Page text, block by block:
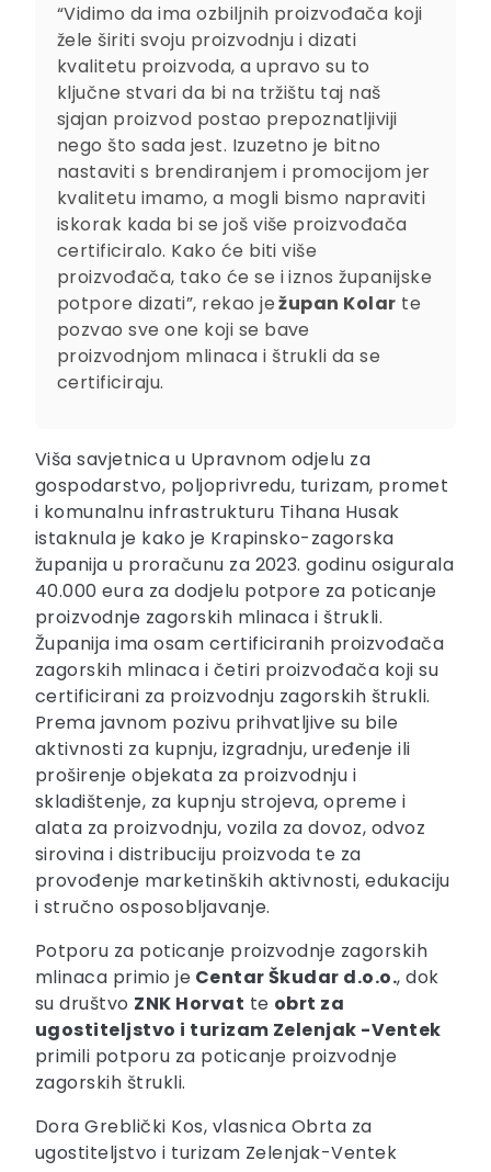
“Vidimo da ima ozbiljnih proizvođača koji
žele širiti svoju proizvodnju i dizati
kvalitetu proizvoda, a upravo su to
ključne stvari da bi na tržištu taj naš
sjajan proizvod postao prepoznatljiviji
nego što sada jest. Izuzetno je bitno
nastaviti s brendiranjem i promocijom jer
kvalitetu imamo, a mogli bismo napraviti
iskorak kada bi se još više proizvođača
certificiralo. Kako će biti više
proizvođača, tako će se i iznos županijske
potpore dizati”, rekao ježupan Kolar te
pozvao sve one koji se bave
proizvodnjom mlinaca i štrukli da se
certificiraju.
Viša savjetnica u Upravnom odjelu za
gospodarstvo, poljoprivredu, turizam, promet
i komunalnu infrastrukturu Tihana Husak
istaknula je kako je Krapinsko-zagorska
županija u proračunu za 2023. godinu osigurala
40.000 eura za dodjelu potpore za poticanje
proizvodnje zagorskih mlinaca i štrukli.
Županija ima osam certificiranih proizvođača
zagorskih mlinaca i četiri proizvođača koji su
certificirani za proizvodnju zagorskih štrukli.
Prema javnom pozivu prihvatljive su bile
aktivnosti za kupnju, izgradnju, uređenje ili
proširenje objekata za proizvodnju i
skladištenje, za kupnju strojeva, opreme i
alata za proizvodnju, vozila za dovoz, odvoz
sirovina i distribuciju proizvoda te za
provođenje marketinških aktivnosti, edukaciju
i stručno osposobljavanje.
Potporu za poticanje proizvodnje zagorskih
mlinaca primio je Centar Škudar d.o.o., dok
su društvo ZNK Horvat te obrt za
ugostiteljstvo i turizam Zelenjak -Ventek
primili potporu za poticanje proizvodnje
zagorskih štrukli.
Dora Greblički Kos, vlasnica Obrta za
ugostiteljstvo i turizam Zelenjak-Ventek